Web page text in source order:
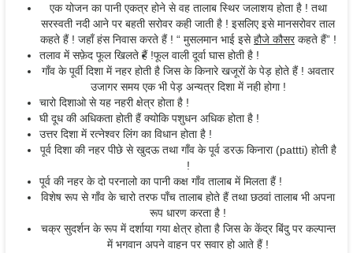
एक योजन का पानी एकत्र होने से वह तालाब स्थिर जलाशय होता है ! तथा
सरस्वती नदी आने पर बहती सरोवर कही जाती है ! इसलिए इसे मानसरोवर ताल
कहते हैं ! जहाँ हंस निवास करते हैं ! “ मुसलमान भाई इसेहौजे कौसरकहते हैं” !
तलाव में सफ़ेद फूल खिलते हैं !फूल वाली दूर्वा घास होती है !
गाँव के पूर्वी दिशा में नहर होती है जिस के किनारे खजूरों के पेड़ होते हैं ! अवतार
उजागर समय एक भी पेड़ अन्यत्र दिशा में नही होगा !
चारो दिशाओ से यह नहरी क्षेत्र होता है !
घी दूध की अधिकता होती हैं क्योकि पशुधन अधिक होता है !
उत्तर दिशा में रत्नेश्वर लिंग का विधान होता है !
पूर्व दिशा की नहर पीछे से खुदऊ तथा गाँव के पूर्व डरऊ किनारा (pattti) होती है
!
पूर्व की नहर के दो परनालो का पानी कक्ष गाँव तालाब में मिलता हैं !
विशेष रूप से गाँव के चारो तरफ पाँच तालाब होते हैं तथा छठवां तालाब भी अपना
रूप धारण करता है !
चक्र सुदर्शन के रूप में दर्शाया गया क्षेत्र होता है जिस के केंद्र बिंदु पर कल्पान्त
में भगवान अपने वाहन पर सवार हो आते हैं !